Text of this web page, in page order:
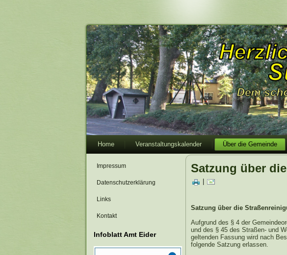
Home Veranstaltungskalender Über die Gemeinde
Impressum
Datenschutzerklärung
Links
Kontakt
Infoblatt Amt Eider
Satzung über
Satzung über die
Aufgrund des § 4 der
und des § 45 des Straßen- und
geltenden Fassung wird nach
folgende Satzung erlassen.